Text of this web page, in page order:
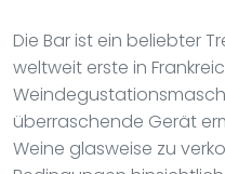
Die Bar ist ein beliebter
weltweit erste in
überraschende Gerät
Weine glasweise zu